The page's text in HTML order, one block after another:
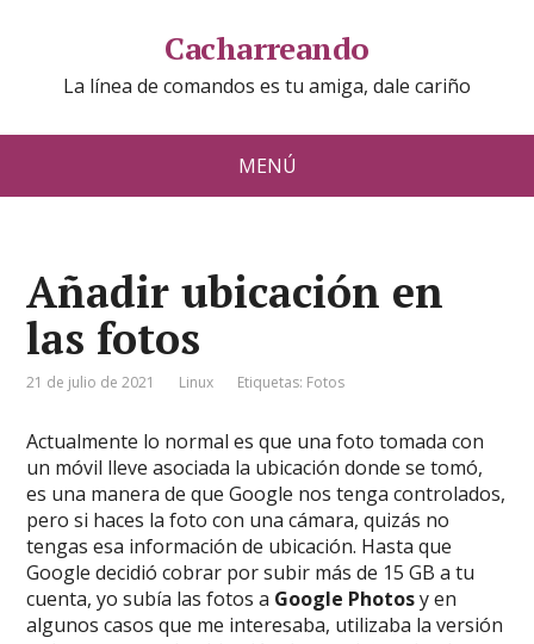
Cacharreando
La línea de comandos es tu amiga, dale cariño
MENÚ
Añadir ubicación en
las fotos
21 de julio de 2021 Linux Etiquetas: Fotos
Actualmente lo normal es que una foto tomada con
un móvil lleve asociada la ubicación donde se tomó,
es una manera de que Google nos tenga controlados,
pero si haces la foto con una cámara, quizás no
tengas esa información de ubicación. Hasta que
Google decidió cobrar por subir más de 15 GB a tu
cuenta, yo subía las fotos a Google Photosy en
algunos casos que me interesaba, utilizaba la versión